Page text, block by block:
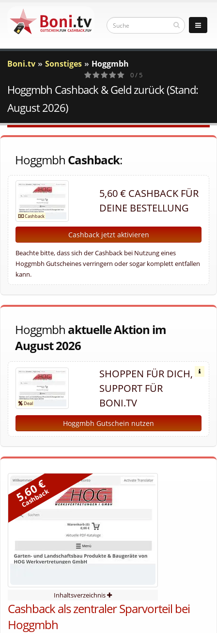
Boni.tv Sonstiges Hoggmbh
0
Votes
0 / 5
Hoggmbh Cashback & Geld zurück (Stand:
August 2026)
Hoggmbh Cashback:
5,60 € CASHBACK FÜR
DEINE BESTELLUNG
Cashback jetzt aktivieren
Beachte bitte, dass sich der Cashback bei Nutzung eines
Hoggmbh Gutscheines verringern oder sogar komplett entfallen
kann.
Hoggmbh aktuelle Aktion im
August 2026
SHOPPEN FÜR DICH,
SUPPORT FÜR
BONI.TV
Hoggmbh Gutschein nutzen
5,60 €
Cashback
Inhaltsverzeichnis
Cashback als zentraler Sparvorteil bei
Hoggmbh